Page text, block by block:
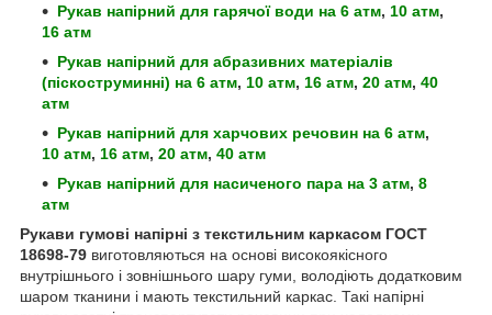
Рукав напірний для гарячої води на 6 атм, 10 атм,
16 атм
Рукав напірний для абразивних матеріалів
(піскоструминні) на 6 атм, 10 атм, 16 атм, 20 атм, 40
атм
Рукав напірний для харчових речовин на 6 атм,
10 атм, 16 атм, 20 атм, 40 атм
Рукав напірний для насиченого пара на 3 атм, 8
атм
Рукави гумові напірні з текстильним каркасом ГОСТ
18698-79 виготовляються на основі високоякісного
внутрішнього і зовнішнього шару гуми, володіють додатковим
шаром тканини і мають текстильний каркас. Такі напірні